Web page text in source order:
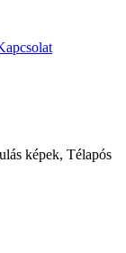
képek, Télapós